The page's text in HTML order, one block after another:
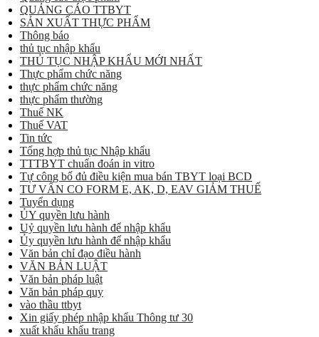
QUẢNG CÁO TTBYT
SẢN XUẤT THỰC PHẨM
Thông báo
thủ tục nhập khẩu
THỦ TỤC NHẬP KHẨU MỚI NHẤT
Thực phẩm chức năng
thực phẩm chức năng
thực phẩm thường
Thuế NK
Thuế VAT
Tin tức
Tổng hợp thủ tục Nhập khẩu
TTTBYT chuẩn đoán in vitro
Tự công bố đủ điều kiện mua bán TBYT loại BCD
TƯ VẤN CO FORM E, AK, D, EAV GIẢM THUẾ
Tuyển dụng
ỦY quyền lưu hành
Uỷ quyền lưu hành để nhập khẩu
Ủy quyền lưu hành để nhập khẩu
Văn bản chỉ đạo điều hành
VĂN BẢN LUẬT
Văn bản pháp luật
Văn bản pháp quy
vào thầu ttbyt
Xin giấy phép nhập khẩu Thông tư 30
xuất khẩu khẩu trang